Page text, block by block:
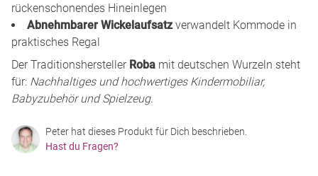
rückenschonendes Hineinlegen
Abnehmbarer Wickelaufsatzverwandelt Kommode in
praktisches Regal
Der Traditionshersteller Roba mit deutschen Wurzeln steht
für: Nachhaltiges und hochwertiges Kindermobiliar,
Babyzubehör und Spielzeug.
Peter hat dieses Produkt für Dich beschrieben.
Hast du Fragen?